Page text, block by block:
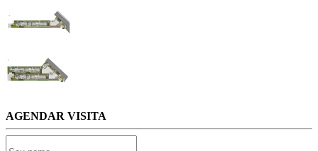
AGENDAR VISITA